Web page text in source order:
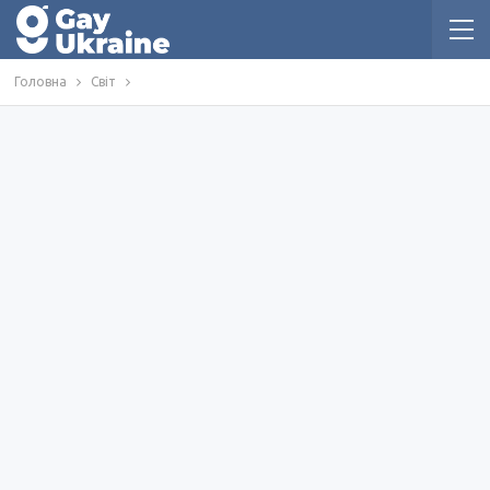
Головна Світ